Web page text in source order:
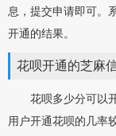
息，提交申请即可。
开通的结果。
花呗开通的芝麻
花呗多少分可以
用户开通花呗的几率